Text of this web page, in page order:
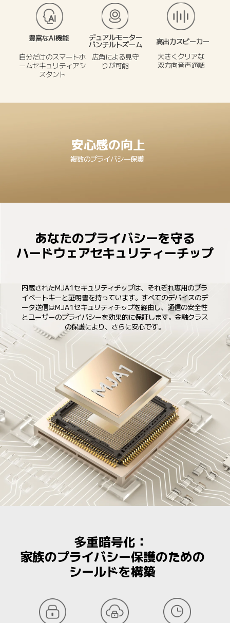
豊富なAI機能
デュアルモーター
パンチルトズーム
高出力スピーカー
自分だけのスマートホ
ームセキュリティアシ
スタント
広角による見守
りが可能
大きくクリアな
双方向音声通話
安心感の向上
複数のプライバシー保護
あなたのプライバシーを守る
ハードウェアセキュリティーチップ
内蔵されたMJA1セキュリティチップは、それぞれ専用のプラ
イベートキーと証明書を持っています。すべてのデバイスのデ
ータ送信はMJA1セキュリティチップを経由し、通信の安全性
とユーザーのプライバシーを効果的に保証します。金融クラス
の保護により、さらに安心です。
多重暗号化：
家族のプライバシー保護のための
シールドを構築